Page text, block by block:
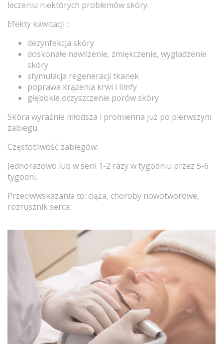
leczeniu niektórych problemów skóry.
Efekty kawitacji :
dezynfekcja skóry
doskonałe nawilżenie, zmiękczenie, wygładzenie
skóry
stymulacja regeneracji tkanek
poprawa krążenia krwi i limfy
głębokie oczyszczenie porów skóry
Skóra wyraźnie młodsza i promienna już po pierwszym
zabiegu.
Częstotliwość zabiegów:
Jednorazowo lub w serii 1-2 razy w tygodniu przez 5-6
tygodni.
Przeciwwskazania to: ciąża, choroby nowotworowe,
rozrusznik serca.